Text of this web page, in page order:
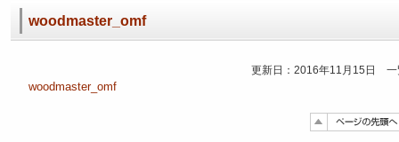
woodmaster_omf
更新日：2016年11月15日 一
woodmaster_omf